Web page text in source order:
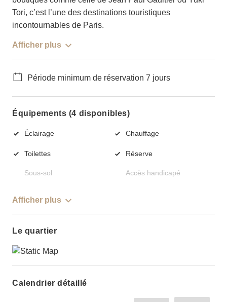
Tori, c’est l’une des destinations touristiques
incontournables de Paris.
Afficher plus
Période minimum de réservation 7 jours
Équipements (4 disponibles)
Éclairage Chauffage
Toilettes Réserve
Sous-sol Accès handicapé
Afficher plus
Le quartier
Calendrier détaillé